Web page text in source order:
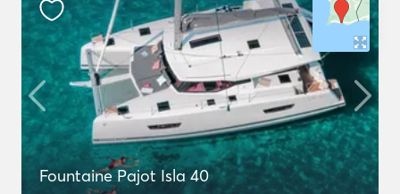
Fountaine Pajot Isla 40